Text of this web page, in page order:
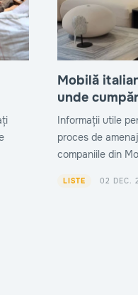
Mobilă
unde
Informații utile
proces de
companiile din
LISTE 02 DEC.